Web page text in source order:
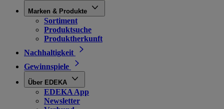
Marken & Produkte
Sortiment
Produktsuche
Produktherkunft
Nachhaltigkeit
Gewinnspiele
Über EDEKA
EDEKA App
Newsletter